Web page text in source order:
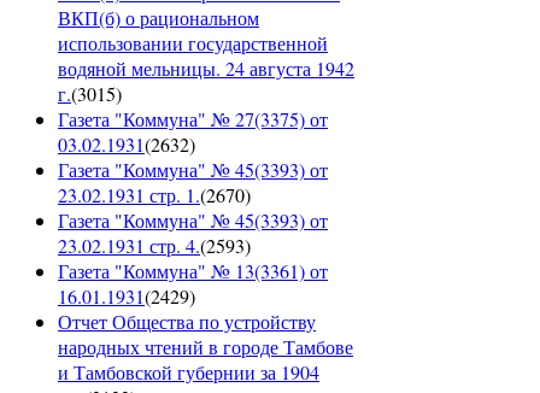
ВКП(б) о рациональном
использовании государственной
водяной мельницы. 24 августа 1942
г.(3015)
Газета "Коммуна" № 27(3375) от
03.02.1931(2632)
Газета "Коммуна" № 45(3393) от
23.02.1931 стр. 1.(2670)
Газета "Коммуна" № 45(3393) от
23.02.1931 стр. 4.(2593)
Газета "Коммуна" № 13(3361) от
16.01.1931(2429)
Отчет Общества по устройству
народных чтений в городе Тамбове
и Тамбовской губернии за 1904